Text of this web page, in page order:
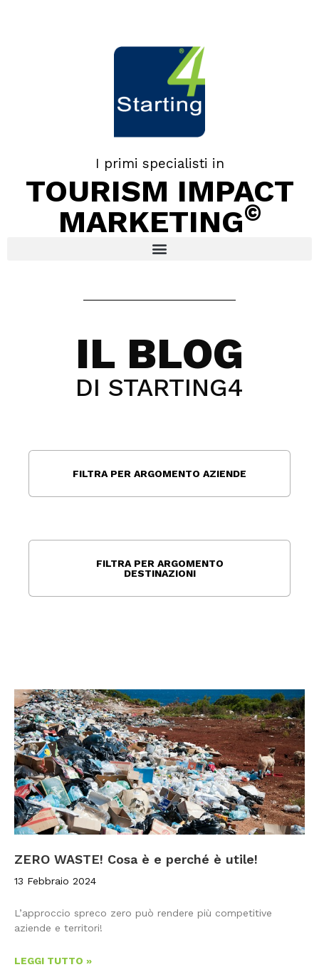
I primi specialisti in
TOURISM IMPACT
MARKETING©
IL BLOG
DI STARTING4
FILTRA PER ARGOMENTO AZIENDE
FILTRA PER ARGOMENTO
DESTINAZIONI
ZERO WASTE! Cosa è e perché è utile!
13 Febbraio 2024
L’approccio spreco zero può rendere più competitive
aziende e territori!
LEGGI TUTTO »